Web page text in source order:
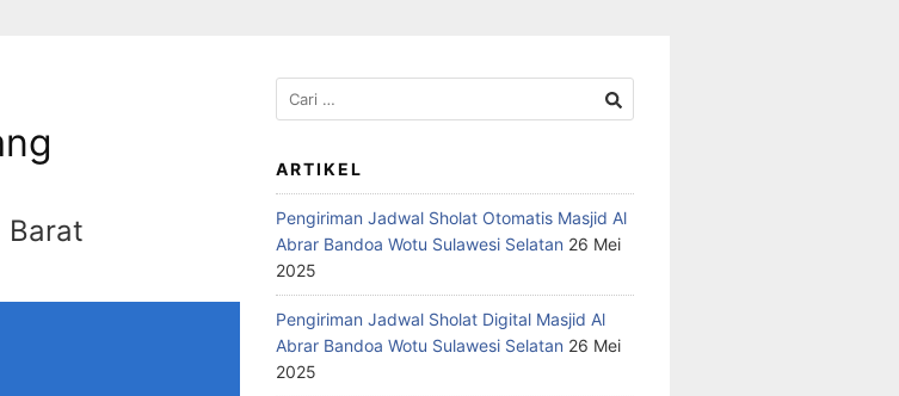
Barat
ARTIKEL
Pengiriman Jadwal Sholat Otomatis Masjid Al
Abrar Bandoa Wotu Sulawesi Selatan 26 Mei
2025
Pengiriman Jadwal Sholat Digital Masjid Al
Abrar Bandoa Wotu Sulawesi Selatan 26 Mei
2025